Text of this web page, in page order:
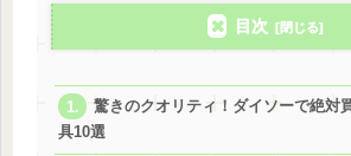
目次
驚きのクオリティ！ダイソーで絶対
具10選